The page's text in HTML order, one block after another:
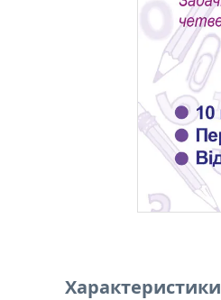
Характеристики